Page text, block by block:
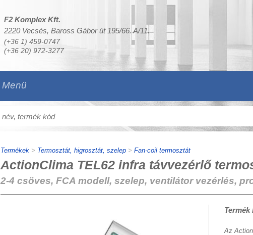
F2 Komplex Kft.
2220 Vecsés, Baross Gábor út 195/66. A/11.
(+36 1) 459-0747
(+36 20) 972-3277
Menü
Termékek> Termosztát, higrosztát, szelep> Fan-coil termosztát
ActionClima TEL62 infra távvezérlő
2-4 csöves, FCA modell, szelep, ventilátor vezérlés,
Termék
Az